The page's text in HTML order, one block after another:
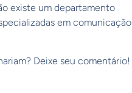
existe um departamento
em comunicação
Deixe seu comentário!